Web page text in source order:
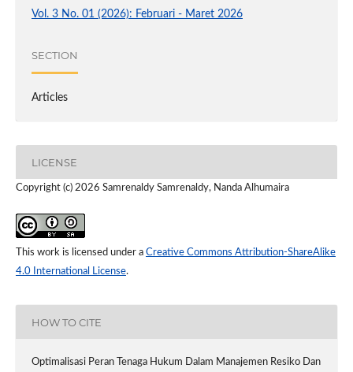
Vol. 3 No. 01 (2026): Februari - Maret 2026
SECTION
Articles
LICENSE
Copyright (c) 2026 Samrenaldy Samrenaldy, Nanda Alhumaira
This work is licensed under a Creative Commons Attribution-ShareAlike
4.0 International License.
HOW TO CITE
Optimalisasi Peran Tenaga Hukum Dalam Manajemen Resiko Dan